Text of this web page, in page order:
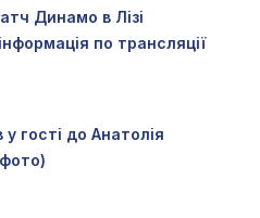
Динамо в Лізі
по трансляції
гості до Анатолія